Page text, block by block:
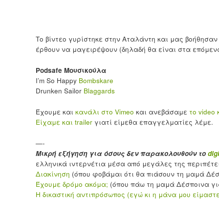
Το βίντεο γυρίστηκε στην Αταλάντη και μας
έρθουν να μαγειρέψουν (δηλαδή θα είναι στα
Podsafe Μουσικούλα
I’m So Happy Bombskare
Drunken Sailor Blaggards
Έχουμε και κανάλι στο Vimeo και ανεβάσαμε το video
Είχαμε και trailerγιατί είμεθα επαγγελματίες λέμε.
—-
Μικρή εξήγηση για όσους δεν παρακολουθούν το
ελληνικά ιντερνέτια μέσα από μεγάλες της
Διακίνηση (όπου φοβάμαι ότι θα πιάσουν τη μαμά
Έχουμε δρόμο ακόμα; (όπου πάω τη μαμά Δέσποινα
Η δικαστική αντιπρόσωπος (εγώ κι η μάνα μου